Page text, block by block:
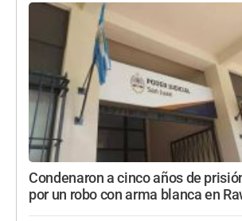
Condenaron a cinco años de
por un robo con arma blanca en